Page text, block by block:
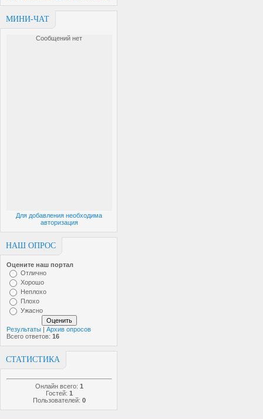
МИНИ-ЧАТ
Для добавления необходима
авторизация
НАШ ОПРОС
Оцените наш портал
Отлично
Хорошо
Неплохо
Плохо
Ужасно
Результаты | Архив опросов
Всего ответов: 16
СТАТИСТИКА
Онлайн всего: 1
Гостей: 1
Пользователей: 0